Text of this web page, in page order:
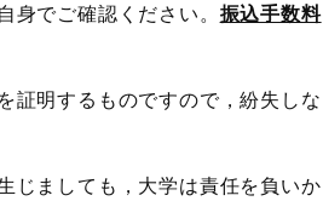
でご確認ください。 振込手数料
証明するものですので，紛失しな
じましても，大学は責任を負いか